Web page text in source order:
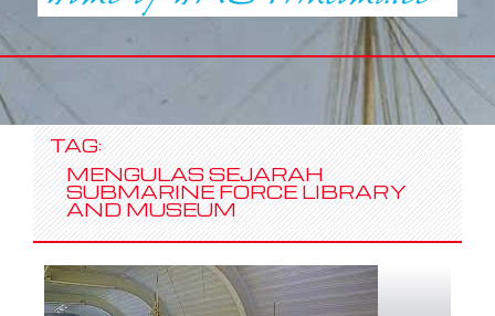
CONTENT
TAG:
MENGULAS SEJARAH
SUBMARINE FORCE LIBRARY
AND MUSEUM